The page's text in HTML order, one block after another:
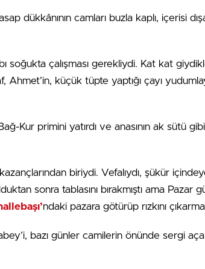
dükkânının camları buzla kaplı, içerisi
soğukta çalışması gerekliydi. Kat kat
Ahmet’in, küçük tüpte yaptığı çayı
Kur primini yatırdı ve anasının ak sütü
biriydi. Vefalıydı, şükür
sonra tablasını bırakmıştı ama Pazar
ndaki pazara götürüp rızkını
bazı günler camilerin önünde sergi